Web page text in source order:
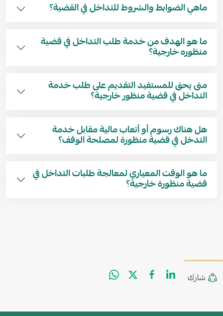
ماهي الضوابط والشروط للتداخل في القضية؟
ما هو الهدف من خدمة طلب التداخل في قضية
منظوره خارجية؟
متى يحق للمستفيد التقديم على طلب خدمة
التداخل في قضية منظور خارجية؟
هل هناك رسوم أو أتعاب مالية مقابل خدمة
التدخل في قضية منظورة لمصلحة الوقف؟
ما هو الوقت المعياري لمعالجة طلبات التداخل في
قضية منظورة خارجية؟
شارك Share
LinkedIn
Facebook
Twitter